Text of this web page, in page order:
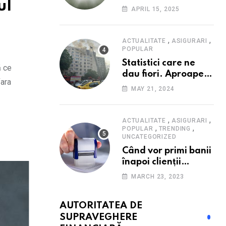
ce
Consumatorii caută
scumpirilor, mai ales
la alimente
APRIL 15, 2025
ACTUALITATE , ASIGURARI ,
POPULAR
Statistici care ne
dau fiori. Aproape
20 de case ard zilnic
pagubele au
explodat. Cum te
poți proteja cu nici
40 de lei pe lună
MAY 21, 2024
ACTUALITATE , ASIGURARI ,
POPULAR , TRENDING ,
UNCATEGORIZED
Când vor primi banii
înapoi clienții
Euroins care
toate termenele
MARCH 23, 2023
AUTORITATEA DE
SUPRAVEGHERE